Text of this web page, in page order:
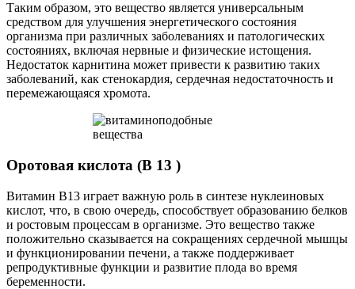
Таким образом, это вещество является универсальным
средством для улучшения энергетического состояния
организма при различных заболеваниях и патологических
состояниях, включая нервные и физические истощения.
Недостаток карнитина может привести к развитию таких
заболеваний, как стенокардия, сердечная недостаточность и
перемежающаяся хромота.
Оротовая кислота (В 13 )
Витамин В13 играет важную роль в синтезе нуклеиновых
кислот, что, в свою очередь, способствует образованию белков
и ростовым процессам в организме. Это вещество также
положительно сказывается на сокращениях сердечной мышцы
и функционировании печени, а также поддерживает
репродуктивные функции и развитие плода во время
беременности.